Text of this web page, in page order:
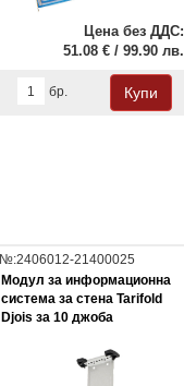
Цена без ДДС:
51.08 € / 99.90 лв.
бр.
№:2406012-21400025
Модул за информационна
система за стена Tarifold
Djois за 10 джоба